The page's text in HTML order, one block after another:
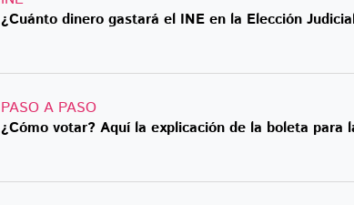
¿Cuánto dinero gastará el INE en la Elección
PASO A PASO
¿Cómo votar? Aquí la explicación de la boleta para